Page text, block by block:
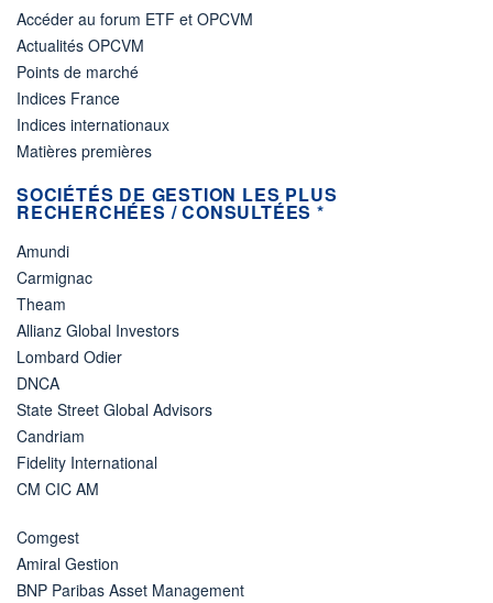
Accéder au forum ETF et OPCVM
Actualités OPCVM
Points de marché
Indices France
Indices internationaux
Matières premières
SOCIÉTÉS DE GESTION LES PLUS
RECHERCHÉES / CONSULTÉES *
Amundi
Carmignac
Theam
Allianz Global Investors
Lombard Odier
DNCA
State Street Global Advisors
Candriam
Fidelity International
CM CIC AM
Comgest
Amiral Gestion
BNP Paribas Asset Management